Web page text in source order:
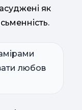
як
любов